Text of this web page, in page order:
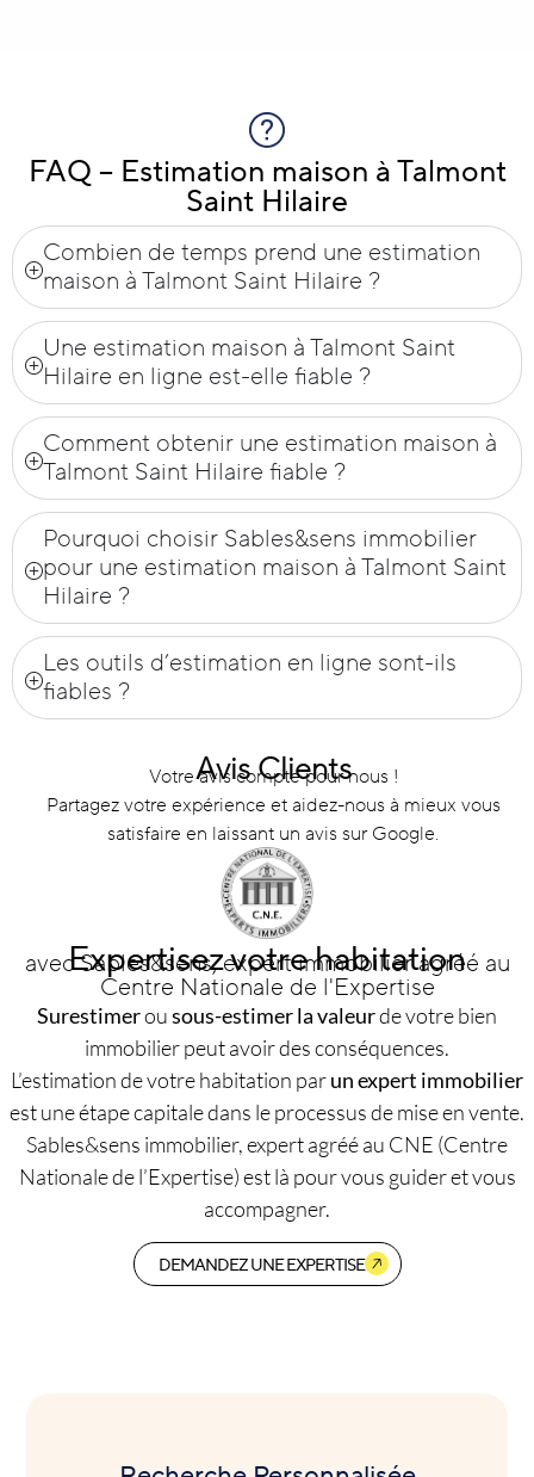
FAQ – Estimation maison à Talmont
Saint Hilaire
Combien de temps prend une estimation
maison à Talmont Saint Hilaire ?
Une estimation maison à Talmont Saint
Hilaire en ligne est-elle fiable ?
Comment obtenir une estimation maison à
Talmont Saint Hilaire fiable ?
Pourquoi choisir Sables&sens immobilier
pour une estimation maison à Talmont Saint
Hilaire ?
Les outils d’estimation en ligne sont-ils
fiables ?
Avis Clients
Votre avis compte pour nous !
Partagez votre expérience et aidez-nous à mieux vous
satisfaire en laissant un avis sur Google.
Expertisez votre habitation
avec Sables&sens, expert immobilier agréé au
Centre Nationale de l'Expertise
Surestimerousous-estimer la valeurde votre bien
immobilier peut avoir des conséquences.
L’estimation de votre habitation parun expert immobilier
est une étape capitale dans le processus de mise en vente.
Sables&sens immobilier, expert agréé au CNE (Centre
Nationale de l’Expertise) est là pour vous guider et vous
accompagner.
DEMANDEZ UNE EXPERTISE